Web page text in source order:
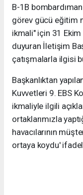
B-1B
görev gücü eğitim
ikmali" için 31
duyuran İletişim
çatışmalarla ilgisi
Başkanlıktan
Kuvvetleri 9. EBS
ikmaliyle ilgili
ortaklarımızla
havacılarının
ortaya koydu'